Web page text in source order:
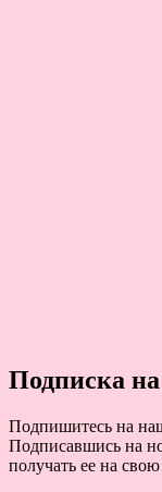
Подписка
Подпишитесь на
Подписавшись на
получать ее на свою